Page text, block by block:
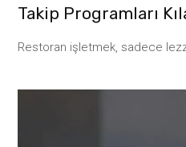
Takip Programları
Restoran işletmek, sadece